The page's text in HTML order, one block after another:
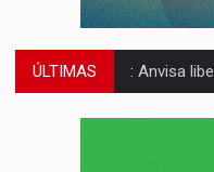
ÚLTIMAS MAIS
POLUIÇÃO